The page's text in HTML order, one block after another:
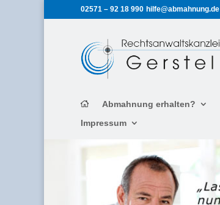
02571 – 92 18 990 hilfe@abmahnung.de
Abmahnung erhalten?
Impressum